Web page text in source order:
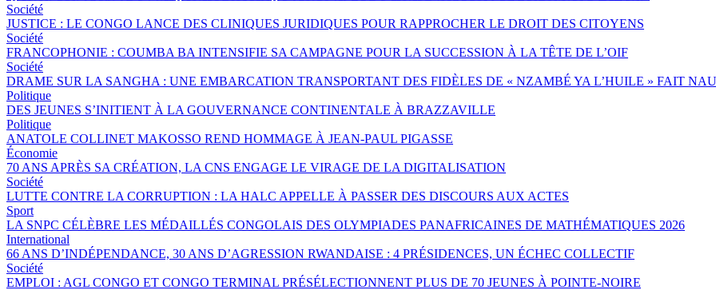
Société
JUSTICE : LE CONGO LANCE DES CLINIQUES JURIDIQUES POUR RAPPROCHER LE DROIT DES CITOYENS
Société
FRANCOPHONIE : COUMBA BA INTENSIFIE SA CAMPAGNE POUR LA SUCCESSION À LA TÊTE DE L’OIF
Société
DRAME SUR LA SANGHA : UNE EMBARCATION TRANSPORTANT DES FIDÈLES DE « NZAMBÉ YA L’HUILE » FAIT
Politique
DES JEUNES S’INITIENT À LA GOUVERNANCE CONTINENTALE À BRAZZAVILLE
Politique
ANATOLE COLLINET MAKOSSO REND HOMMAGE À JEAN-PAUL PIGASSE
Économie
70 ANS APRÈS SA CRÉATION, LA CNS ENGAGE LE VIRAGE DE LA DIGITALISATION
Société
LUTTE CONTRE LA CORRUPTION : LA HALC APPELLE À PASSER DES DISCOURS AUX ACTES
Sport
LA SNPC CÉLÈBRE LES MÉDAILLÉS CONGOLAIS DES OLYMPIADES PANAFRICAINES DE MATHÉMATIQUES 2026
International
66 ANS D’INDÉPENDANCE, 30 ANS D’AGRESSION RWANDAISE : 4 PRÉSIDENCES, UN ÉCHEC COLLECTIF
Société
EMPLOI : AGL CONGO ET CONGO TERMINAL PRÉSÉLECTIONNENT PLUS DE 70 JEUNES À POINTE-NOIRE